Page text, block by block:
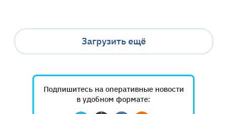
Загрузить ещё
Подпишитесь на оперативные новости
в удобном формате: